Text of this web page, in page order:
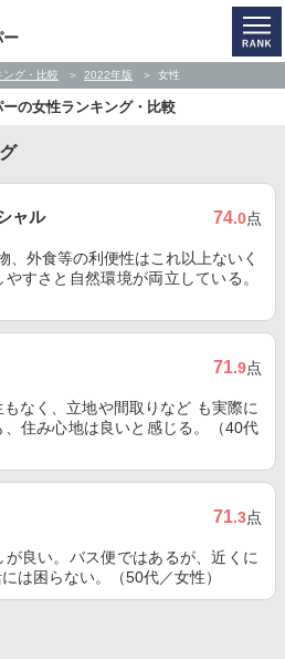
ー
グ・比較 2022年版 女性
ーの女性ランキング・比較
ャル 74.0点
、外食等の利便性はこれ以上ないく
すさと自然環境が両立している。
71.9点
なく、立地や間取りなど も実際に
住み心地は良いと感じる。（40代
71.3点
良い。バス便ではあるが、近くに
は困らない。（50代／女性）